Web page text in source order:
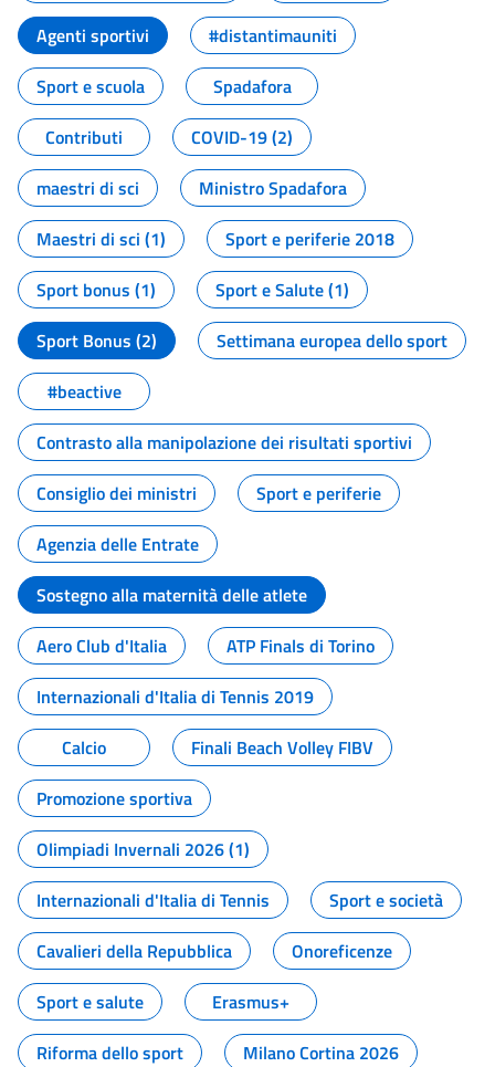
Agenti sportivi
#distantimauniti
Sport e scuola
Spadafora
Contributi
COVID-19 (2)
maestri di sci
Ministro Spadafora
Maestri di sci (1)
Sport e periferie 2018
Sport bonus (1)
Sport e Salute (1)
Sport Bonus (2)
Settimana europea dello sport
#beactive
Contrasto alla manipolazione dei risultati sportivi
Consiglio dei ministri
Sport e periferie
Agenzia delle Entrate
Sostegno alla maternità delle atlete
Aero Club d'Italia
ATP Finals di Torino
Internazionali d'Italia di Tennis 2019
Calcio
Finali Beach Volley FIBV
Promozione sportiva
Olimpiadi Invernali 2026 (1)
Internazionali d'Italia di Tennis
Sport e società
Cavalieri della Repubblica
Onoreficenze
Sport e salute
Erasmus+
Riforma dello sport
Milano Cortina 2026